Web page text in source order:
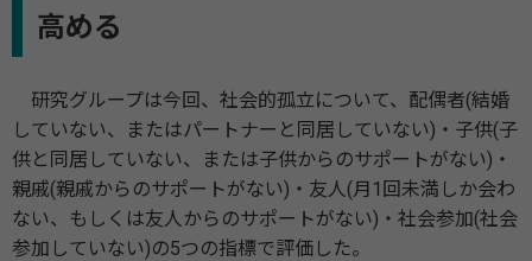
高める
研究グループは今回、社会的孤立について、配偶者(結婚
していない、またはパートナーと同居していない)・子供(子
供と同居していない、または子供からのサポートがない)・
親戚(親戚からのサポートがない)・友人(月1回未満しか会わ
ない、もしくは友人からのサポートがない)・社会参加(社会
参加していない)の5つの指標で評価した。